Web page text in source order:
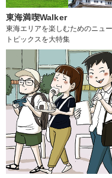
東海満喫Walker
東海エリアを楽しむためのニュ
トピックスを大特集